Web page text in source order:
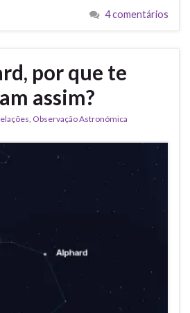
4 comentários
por que te
assim?
, Observação Astronómica